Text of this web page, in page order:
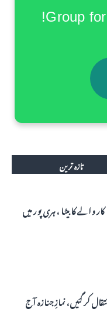
Group
تازہ ترین
کا بیٹا ، ہری پور میں
کر گئیں، نمازِ جنازہ آج